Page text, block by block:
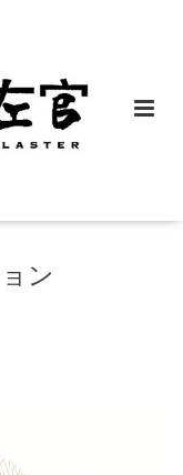
ン